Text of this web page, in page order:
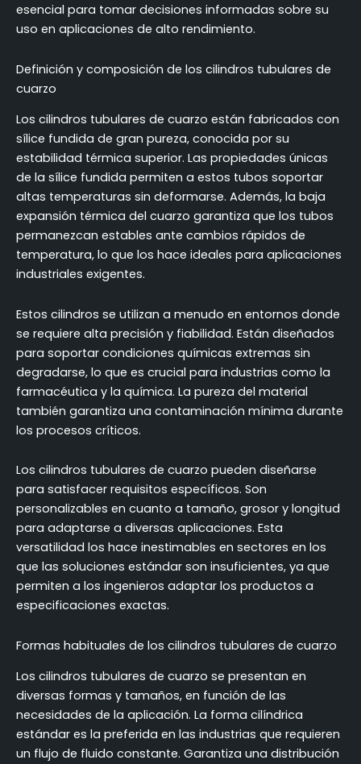
esencial para tomar decisiones informadas sobre su
uso en aplicaciones de alto rendimiento.
Definición y composición de los cilindros tubulares de
cuarzo
Los cilindros tubulares de cuarzo están fabricados con
sílice fundida de gran pureza, conocida por su
estabilidad térmica superior. Las propiedades únicas
de la sílice fundida permiten a estos tubos soportar
altas temperaturas sin deformarse. Además, la baja
expansión térmica del cuarzo garantiza que los tubos
permanezcan estables ante cambios rápidos de
temperatura, lo que los hace ideales para aplicaciones
industriales exigentes.
Estos cilindros se utilizan a menudo en entornos donde
se requiere alta precisión y fiabilidad. Están diseñados
para soportar condiciones químicas extremas sin
degradarse, lo que es crucial para industrias como la
farmacéutica y la química. La pureza del material
también garantiza una contaminación mínima durante
los procesos críticos.
Los cilindros tubulares de cuarzo pueden diseñarse
para satisfacer requisitos específicos. Son
personalizables en cuanto a tamaño, grosor y longitud
para adaptarse a diversas aplicaciones. Esta
versatilidad los hace inestimables en sectores en los
que las soluciones estándar son insuficientes, ya que
permiten a los ingenieros adaptar los productos a
especificaciones exactas.
Formas habituales de los cilindros tubulares de cuarzo
Los cilindros tubulares de cuarzo se presentan en
diversas formas y tamaños, en función de las
necesidades de la aplicación. La forma cilíndrica
estándar es la preferida en las industrias que requieren
un flujo de fluido constante. Garantiza una distribución